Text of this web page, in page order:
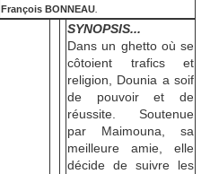
François BONNEAU.
SYNOPSIS...
Dans un ghetto où se
côtoient trafics et
religion, Dounia a soif
de pouvoir et de
réussite. Soutenue
par Maimouna, sa
meilleure amie, elle
décide de suivre les